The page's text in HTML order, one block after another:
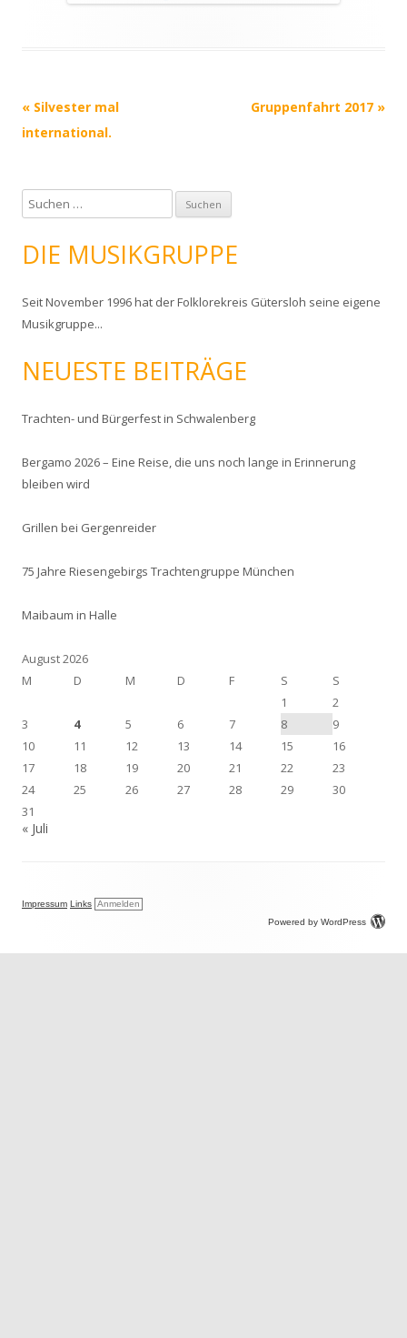
Post navigation
« Silvester mal
international.
Gruppenfahrt 2017 »
u
c
h
n
n
:
DIE MUSIKGRUPPE
Seit November 1996 hat der Folklorekreis Gütersloh seine eigene
Musikgruppe...
NEUESTE BEITRÄGE
Trachten- und Bürgerfest in Schwalenberg
Bergamo 2026 – Eine Reise, die uns noch lange in Erinnerung
bleiben wird
Grillen bei Gergenreider
75 Jahre Riesengebirgs Trachtengruppe München
Maibaum in Halle
August 2026
M
D M D F S
S
1
2
3
4 5 6 7 8
9
10
11 12 13 14 15
16
17
18 19 20 21 22
23
24
25 26 27 28 29
30
31
« Juli
Impressum Links Anmelden
Powered by WordPress